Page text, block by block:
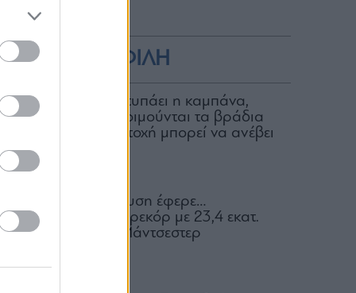
ΔΗΜΟΦΙΛΗ
Για ποιον χτυπάει η καμπάνα,
ποιοι δεν κοιμούνται τα βράδια
και ποια μετοχή μπορεί να ανέβει
Η απαγόρευση έφερε…
συμφωνία-ρεκόρ με 23,4 εκατ.
ευρώ στη Μάντσεστερ